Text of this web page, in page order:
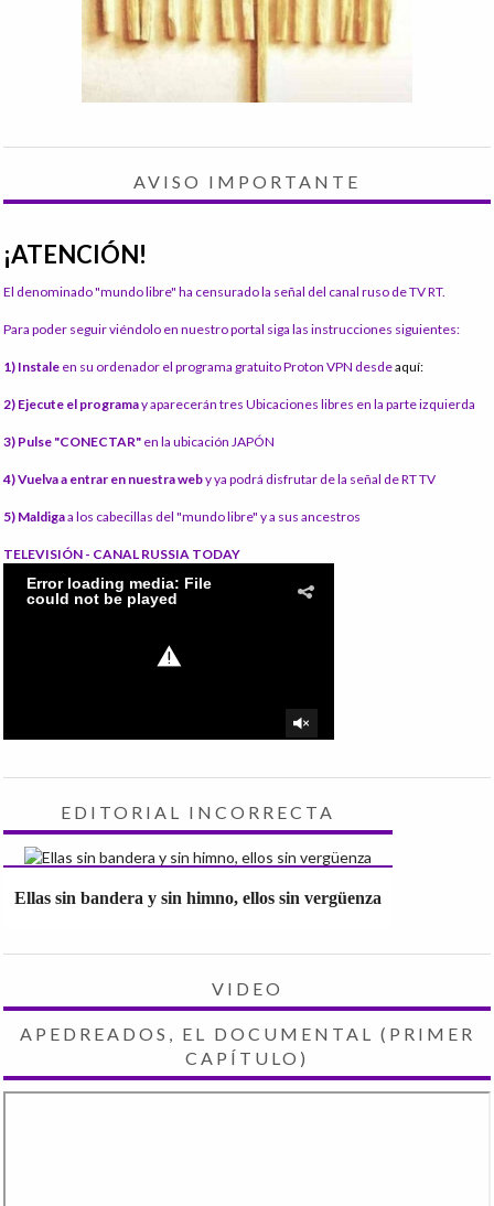
AVISO IMPORTANTE
¡ATENCIÓN!
El denominado "mundo libre" ha censurado la señal del canal ruso de TV RT.
Para poder seguir viéndolo en nuestro portal siga las instrucciones siguientes:
1) Instale en su ordenador el programa gratuito Proton VPN desdeaquí:
2) Ejecute el programay aparecerán tres Ubicaciones libres en la parte izquierda
3) Pulse "CONECTAR" en la ubicación JAPÓN
4) Vuelva a entrar en nuestra weby ya podrá disfrutar de la señal de RT TV
5) Maldigaa los cabecillas del "mundo libre" y a sus ancestros
TELEVISIÓN - CANAL RUSSIA TODAY
EDITORIAL INCORRECTA
Ellas sin bandera y sin himno, ellos sin vergüenza
VIDEO
APEDREADOS, EL DOCUMENTAL (PRIMER
CAPÍTULO)